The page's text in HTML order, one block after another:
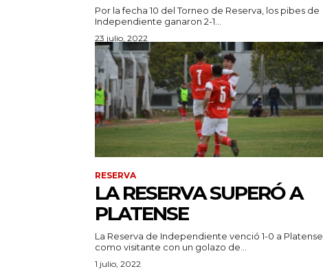
Por la fecha 10 del Torneo de Reserva, los pibes de
Independiente ganaron 2-1...
23 julio, 2022
RESERVA
LA RESERVA SUPERÓ A
PLATENSE
La Reserva de Independiente venció 1-0 a Platense
como visitante con un golazo de...
1 julio, 2022